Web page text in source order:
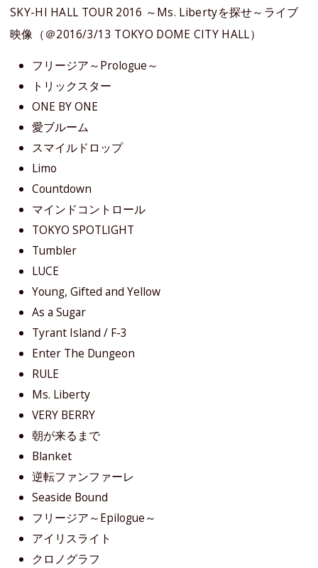
SKY-HI HALL TOUR 2016 ～Ms. Libertyを探せ～ライブ
映像（＠2016/3/13 TOKYO DOME CITY HALL）
フリージア～Prologue～
トリックスター
ONE BY ONE
愛ブルーム
スマイルドロップ
Limo
Countdown
マインドコントロール
TOKYO SPOTLIGHT
Tumbler
LUCE
Young, Gifted and Yellow
As a Sugar
Tyrant Island / F-3
Enter The Dungeon
RULE
Ms. Liberty
VERY BERRY
朝が来るまで
Blanket
逆転ファンファーレ
Seaside Bound
フリージア～Epilogue～
アイリスライト
クロノグラフ